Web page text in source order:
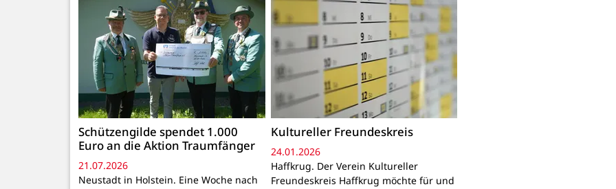
Schützengilde spendet 1.000
Euro an die Aktion Traumfänger
21.07.2026
Neustadt in Holstein. Eine Woche nach
Kultureller Freundeskreis
24.01.2026
Haffkrug. Der Verein Kultureller
Freundeskreis Haffkrug möchte für und